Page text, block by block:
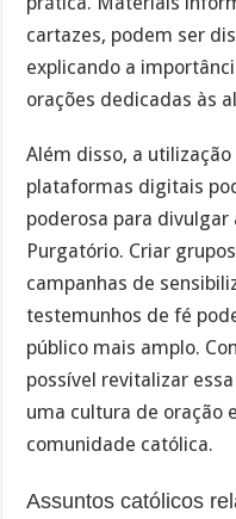
cartazes, podem ser
explicando a
orações dedicadas às
Além disso, a
plataformas digitais
poderosa para divulgar
Purgatório. Criar
campanhas de
testemunhos de fé
público mais amplo.
possível revitalizar
uma cultura de oração
comunidade católica.
Assuntos católicos